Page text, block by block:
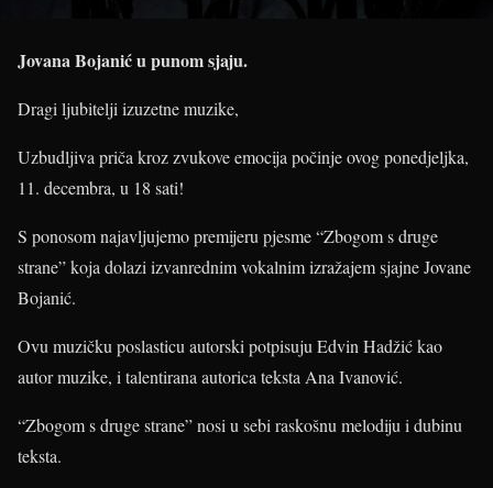
Jovana Bojanić u punom sjaju.
Dragi ljubitelji izuzetne muzike,
Uzbudljiva priča kroz zvukove emocija počinje ovog ponedjeljka,
11. decembra, u 18 sati!
S ponosom najavljujemo premijeru pjesme “Zbogom s druge
strane” koja dolazi izvanrednim vokalnim izražajem sjajne Jovane
Bojanić.
Ovu muzičku poslasticu autorski potpisuju Edvin Hadžić kao
autor muzike, i talentirana autorica teksta Ana Ivanović.
“Zbogom s druge strane” nosi u sebi raskošnu melodiju i dubinu
teksta.